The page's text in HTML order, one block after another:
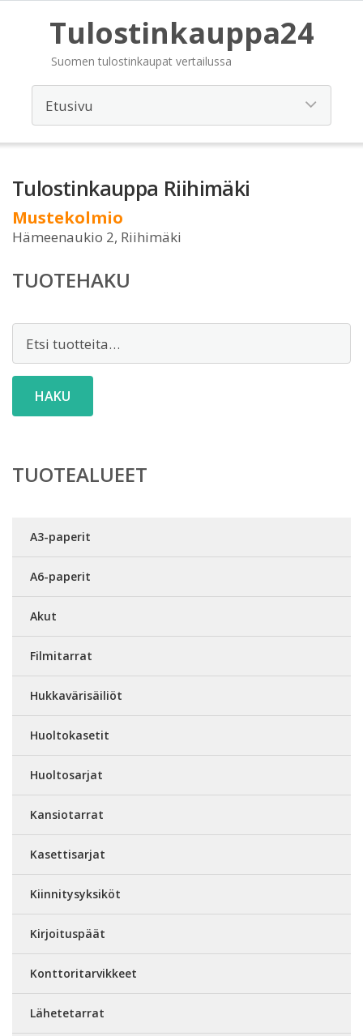
Tulostinkauppa24
Suomen tulostinkaupat vertailussa
Tulostinkauppa Riihimäki
Mustekolmio
Hämeenaukio 2, Riihimäki
TUOTEHAKU
HAKU
TUOTEALUEET
A3-paperit
A6-paperit
Akut
Filmitarrat
Hukkavärisäiliöt
Huoltokasetit
Huoltosarjat
Kansiotarrat
Kasettisarjat
Kiinnitysyksiköt
Kirjoituspäät
Konttoritarvikkeet
Lähetetarrat